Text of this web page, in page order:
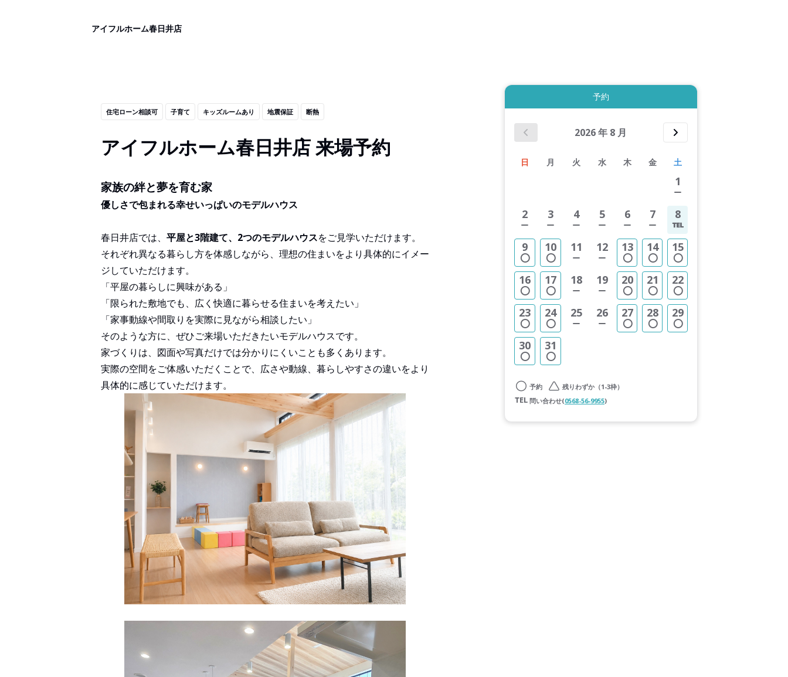
アイフルホーム春日井店
住宅ローン相談可 子育て キッズルームあり 地震保証 断熱
アイフルホーム春日井店 来場予約
家族の絆と夢を育む家
優しさで包まれる幸せいっぱいのモデルハウス
春日井店では、 平屋と3階建て、2つのモデルハウスをご見学いただけます。
それぞれ異なる暮らし方を体感しながら、理想の住まいをより具体的にイメー
ジしていただけます。
「平屋の暮らしに興味がある」
「限られた敷地でも、広く快適に暮らせる住まいを考えたい」
「家事動線や間取りを実際に見ながら相談したい」
そのような方に、ぜひご来場いただきたいモデルハウスです。
家づくりは、図面や写真だけでは分かりにくいことも多くあります。
実際の空間をご体感いただくことで、広さや動線、暮らしやすさの違いをより
具体的に感じていただけます。
予約
2026年 8 月
日 月 火 水 木 金 土
1
2 3 4 5 6 7 8
9 10 11 12 13 14 15
16 17 18 19 20 21 22
23 24 25 26 27 28 29
30 31
予約
残りわずか（1-3枠）
問い合わせ(0568-56-9955)